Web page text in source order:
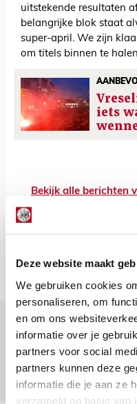
Deze website maakt
We gebruiken cookies
personaliseren, om
en om ons
informatie over je
partners voor social
partners kunnen deze
informatie die je aan ze
verzameld op basis van
uitstekende resultaten
belangrijke blok staat
super-april. We zijn
om titels binnen te
iets
Bekijk alle berichten
Net binnen //
Míchels elf: met
jij aan nieuw
08 AUGUSTUS 2026 - 11:34
NIEUWS